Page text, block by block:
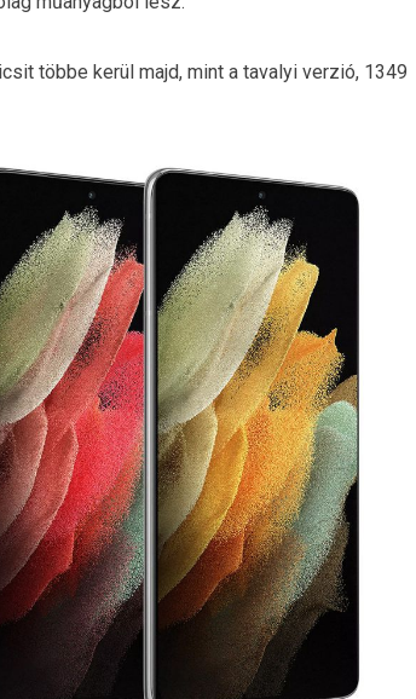
többe kerül majd, mint a tavalyi verzió, 1349